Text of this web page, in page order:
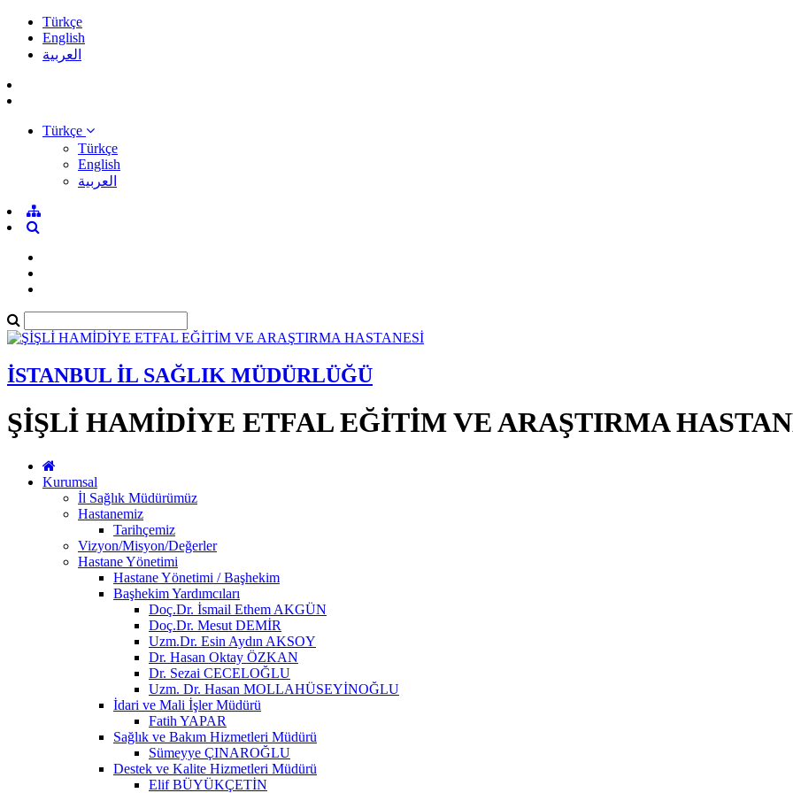
Türkçe
English
العربية
Türkçe
Türkçe
English
العربية
İSTANBUL İL SAĞLIK MÜDÜRLÜĞÜ
ŞİŞLİ HAMİDİYE ETFAL EĞİTİM VE ARAŞTIRMA
Kurumsal
İl Sağlık Müdürümüz
Hastanemiz
Tarihçemiz
Vizyon/Misyon/Değerler
Hastane Yönetimi
Hastane Yönetimi / Başhekim
Başhekim Yardımcıları
Doç.Dr. İsmail Ethem AKGÜN
Doç.Dr. Mesut DEMİR
Uzm.Dr. Esin Aydın AKSOY
Dr. Hasan Oktay ÖZKAN
Dr. Sezai CECELOĞLU
Uzm. Dr. Hasan MOLLAHÜSEYİNOĞLU
İdari ve Mali İşler Müdürü
Fatih YAPAR
Sağlık ve Bakım Hizmetleri Müdürü
Sümeyye ÇINAROĞLU
Destek ve Kalite Hizmetleri Müdürü
Elif BÜYÜKÇETİN